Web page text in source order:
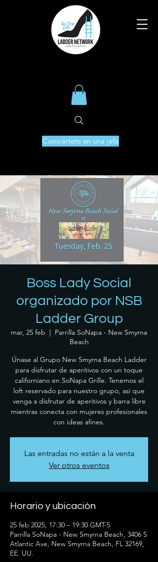
Conviértete en una jefa
Boss Lady Social
organizado por NSB
Ladder Group
mar, 25 feb
  |
Parrilla SoNapa - New Smyrna
Beach
Únase al Grupo New Smyrna Beach Ladder
para disfrutar de aperitivos con un toque
californiano en SoNapa Grille. Tenemos el
loft reservado para nuestro grupo, así que
venga a disfrutar de aperitivos y barra libre
mientras conecta con mujeres profesionales
con ideas afines.
Las entradas no están a la venta
Ver otros eventos
Horario y ubicación
25 feb 2025, 17:30 – 19:30 GMT-5
Parrilla SoNapa - New Smyrna Beach, 3406 S
Atlantic Ave, New Smyrna Beach, FL 32169,
EE. UU.